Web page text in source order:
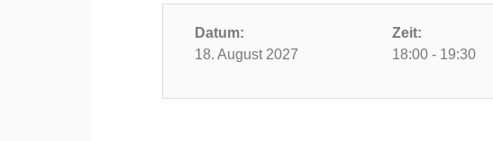
Datum:
18. August 2027
Zeit:
18:00 - 19:30